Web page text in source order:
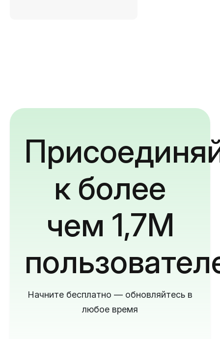
к более
чем 1,7M
Начните бесплатно — обновляйтесь в
любое время